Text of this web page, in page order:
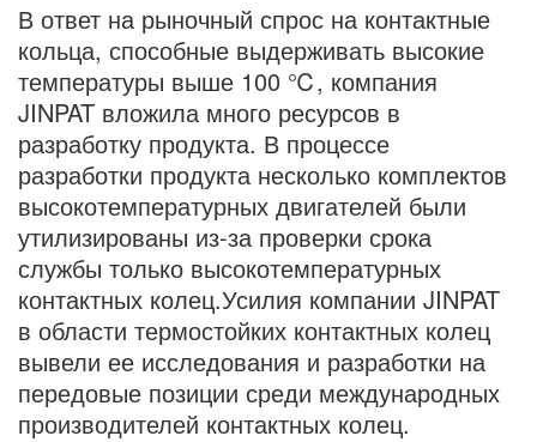
В ответ на рыночный спрос на контактные
кольца, способные выдерживать высокие
температуры выше 100 ℃, компания
JINPAT вложила много ресурсов в
разработку продукта. В процессе
разработки продукта несколько комплектов
высокотемпературных двигателей были
утилизированы из-за проверки срока
службы только высокотемпературных
контактных колец.Усилия компании JINPAT
в области термостойких контактных колец
вывели ее исследования и разработки на
передовые позиции среди международных
производителей контактных колец.